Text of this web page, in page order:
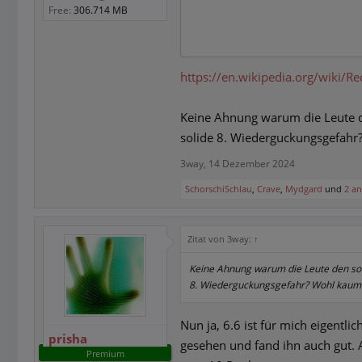
Free: 306.714 MB
https://en.wikipedia.org/wiki/
Keine Ahnung warum die
solide 8.
3way, 14 Dezember 2024
SchorschiSchlau, Crave, Mydgard und 2
prisha
Premium
Zitat von 3way: ↑
Keine Ahnung warum die Leute den
8. Wiederguckungsgefahr? Wohl
Nun ja, 6.6 ist für mich
gesehen und fand ihn auch